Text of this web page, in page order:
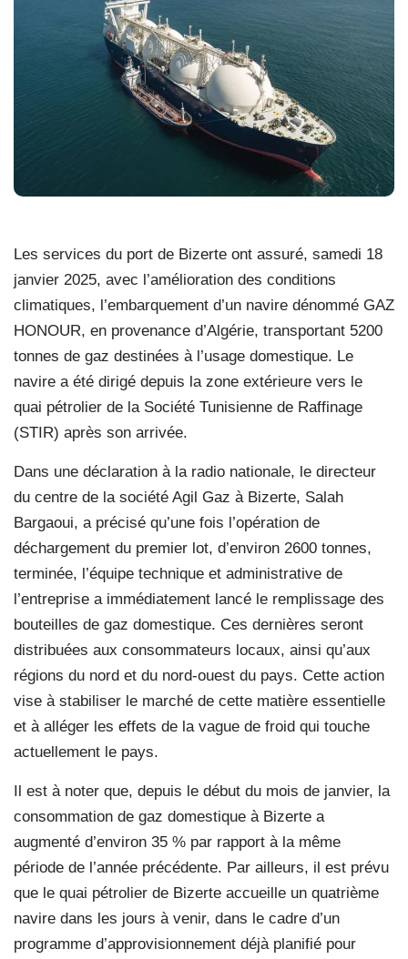
Les services du port de Bizerte ont assuré, samedi 18
janvier 2025, avec l’amélioration des conditions
climatiques, l’embarquement d’un navire dénommé GAZ
HONOUR, en provenance d’Algérie, transportant 5200
tonnes de gaz destinées à l’usage domestique. Le
navire a été dirigé depuis la zone extérieure vers le
quai pétrolier de la Société Tunisienne de Raffinage
(STIR) après son arrivée.
Dans une déclaration à la radio nationale, le directeur
du centre de la société Agil Gaz à Bizerte, Salah
Bargaoui, a précisé qu’une fois l’opération de
déchargement du premier lot, d’environ 2600 tonnes,
terminée, l’équipe technique et administrative de
l’entreprise a immédiatement lancé le remplissage des
bouteilles de gaz domestique. Ces dernières seront
distribuées aux consommateurs locaux, ainsi qu’aux
régions du nord et du nord-ouest du pays. Cette action
vise à stabiliser le marché de cette matière essentielle
et à alléger les effets de la vague de froid qui touche
actuellement le pays.
Il est à noter que, depuis le début du mois de janvier, la
consommation de gaz domestique à Bizerte a
augmenté d’environ 35 % par rapport à la même
période de l’année précédente. Par ailleurs, il est prévu
que le quai pétrolier de Bizerte accueille un quatrième
navire dans les jours à venir, dans le cadre d’un
programme d’approvisionnement déjà planifié pour